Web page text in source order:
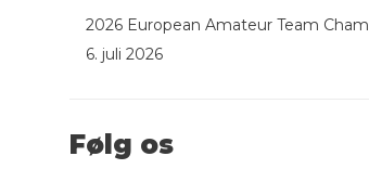
2026 European Amateur Team
6. juli 2026
Følg os